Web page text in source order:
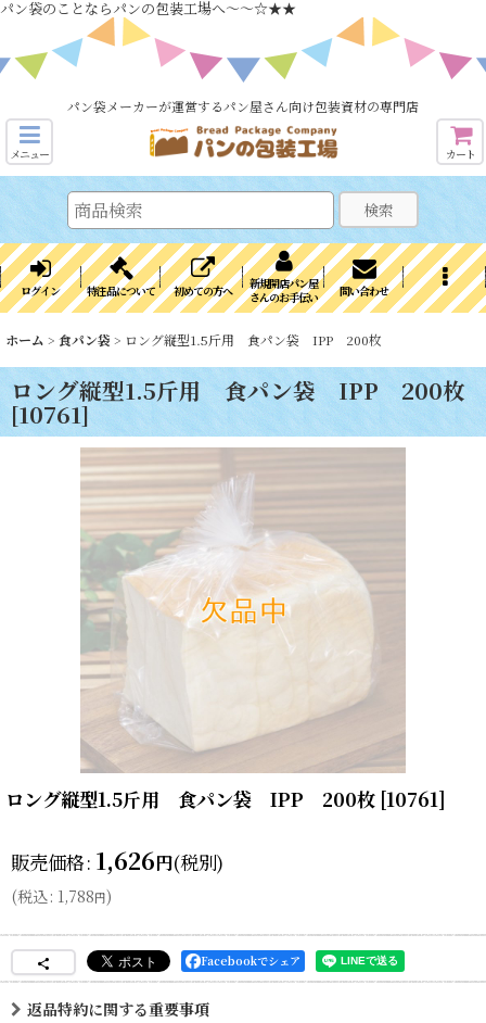
パン袋のことならパンの包装工場へ～～☆★★
パン袋メーカーが運営するパン屋さん向け包装資材の専門店
メニュー カート
検索
ログイン 特注品について 初めての方へ
新規開店パン屋
さんのお手伝い
問い合わせ
ホーム > 食パン袋 > ロング縦型1.5斤用 食パン袋 IPP 200枚
ロング縦型1.5斤用 食パン袋 IPP 200枚
[10761]
ロング縦型1.5斤用 食パン袋 IPP 200枚 [10761]
販売価格: 1,626円(税別)
(税込: 1,788円)
Facebookでシェア
返品特約に関する重要事項